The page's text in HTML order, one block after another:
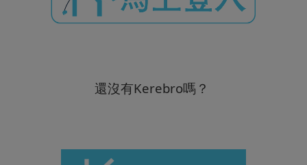
還沒有Kerebro嗎？